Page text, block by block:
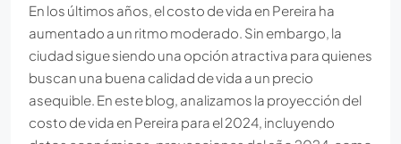
En los últimos años, el costo de vida en Pereira ha
aumentado a un ritmo moderado. Sin embargo, la
ciudad sigue siendo una opción atractiva para quienes
buscan una buena calidad de vida a un precio
asequible. En este blog, analizamos la proyección del
costo de vida en Pereira para el 2024, incluyendo